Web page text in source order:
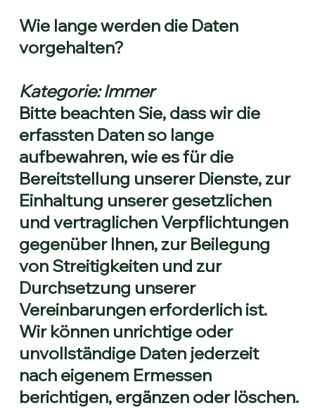
Wie lange werden die Daten
vorgehalten?
Kategorie: Immer
Bitte beachten Sie, dass wir die
erfassten Daten so lange
aufbewahren, wie es für die
Bereitstellung unserer Dienste, zur
Einhaltung unserer gesetzlichen
und vertraglichen Verpflichtungen
gegenüber Ihnen, zur Beilegung
von Streitigkeiten und zur
Durchsetzung unserer
Vereinbarungen erforderlich ist.
Wir können unrichtige oder
unvollständige Daten jederzeit
nach eigenem Ermessen
berichtigen, ergänzen oder löschen.